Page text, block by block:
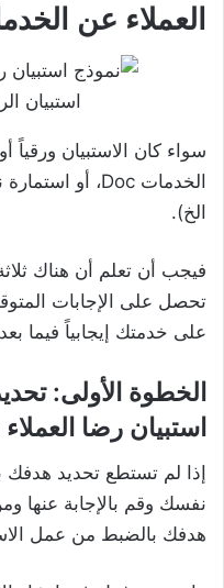
العملاء عن
استبيان
سواء كان الاستبيان ورقياً
الخ).
فيجب أن تعلم أن هناك
تحصل على الإجابات
على خدمتك إيجابياً فيما
الخطوة الأولى:
استبيان رضا
إذا لم تستطع تحديد
نفسك وقم بالإجابة عنها
هدفك بالضبط من عمل